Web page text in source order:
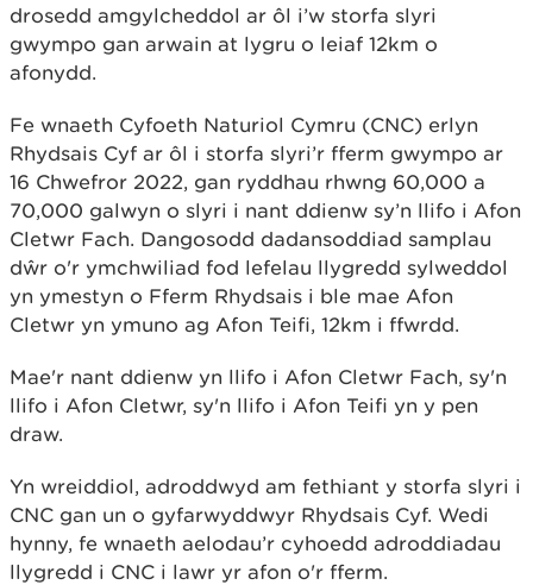
drosedd amgylcheddol ar ôl i’w storfa slyri
gwympo gan arwain at lygru o leiaf 12km o
afonydd.
Fe wnaeth Cyfoeth Naturiol Cymru (CNC) erlyn
Rhydsais Cyf ar ôl i storfa slyri’r fferm gwympo ar
16 Chwefror 2022, gan ryddhau rhwng 60,000 a
70,000 galwyn o slyri i nant ddienw sy’n llifo i Afon
Cletwr Fach. Dangosodd dadansoddiad samplau
dŵr o'r ymchwiliad fod lefelau llygredd sylweddol
yn ymestyn o Fferm Rhydsais i ble mae Afon
Cletwr yn ymuno ag Afon Teifi, 12km i ffwrdd.
Mae'r nant ddienw yn llifo i Afon Cletwr Fach, sy'n
llifo i Afon Cletwr, sy'n llifo i Afon Teifi yn y pen
draw.
Yn wreiddiol, adroddwyd am fethiant y storfa slyri i
CNC gan un o gyfarwyddwyr Rhydsais Cyf. Wedi
hynny, fe wnaeth aelodau’r cyhoedd adroddiadau
llygredd i CNC i lawr yr afon o'r fferm.